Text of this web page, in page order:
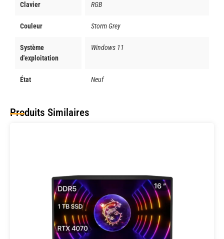
Clavier RGB
Couleur Storm Grey
Système
d'exploitation
Windows 11
État Neuf
Produits Similaires